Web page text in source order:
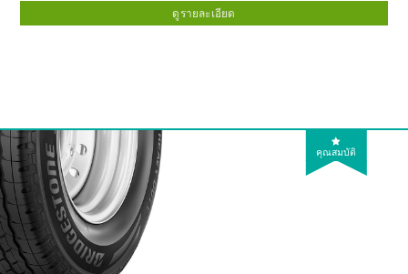
ดูรายละเอียด
คุณสมบัติ